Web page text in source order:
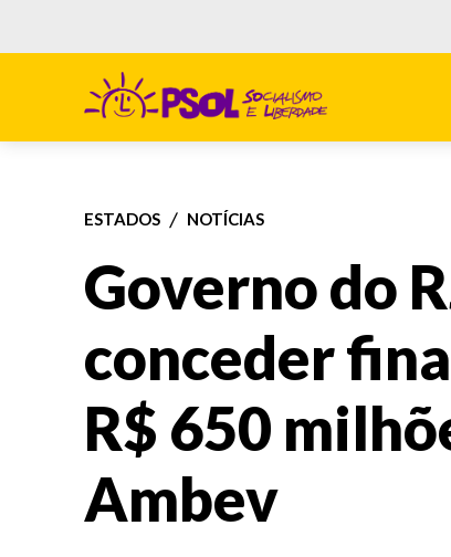
ESTADOS NOTÍCIAS
Governo do
conceder
R$ 650
Ambev